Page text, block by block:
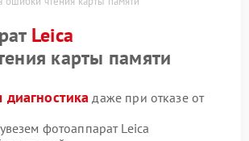
Leica
карты памяти
диагностика даже при отказе от
фотоаппарат Leica